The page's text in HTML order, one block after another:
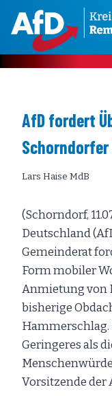
Inhalt
springen
AfD fordert
Lars Haise MdB
(Schorndorf,
Deutschland
Gemeinderat
Form mobiler
Anmietung von
bisherige
Hammerschlag.
Geringeres als
Vorsitzende der